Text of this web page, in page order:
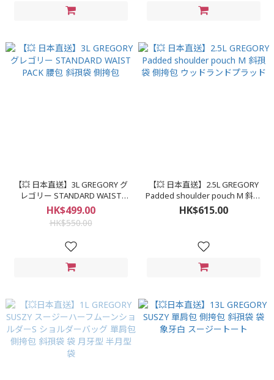
【💥 日本直送】3L GREGORY グ
レゴリー STANDARD WAIST
PACK 腰包 斜孭袋 側挎包
HK$499.00
HK$550.00
【💥 日本直送】2.5L GREGORY
Padded shoulder pouch M 斜孭
袋 側挎包 ウッドランドプラッド
HK$615.00